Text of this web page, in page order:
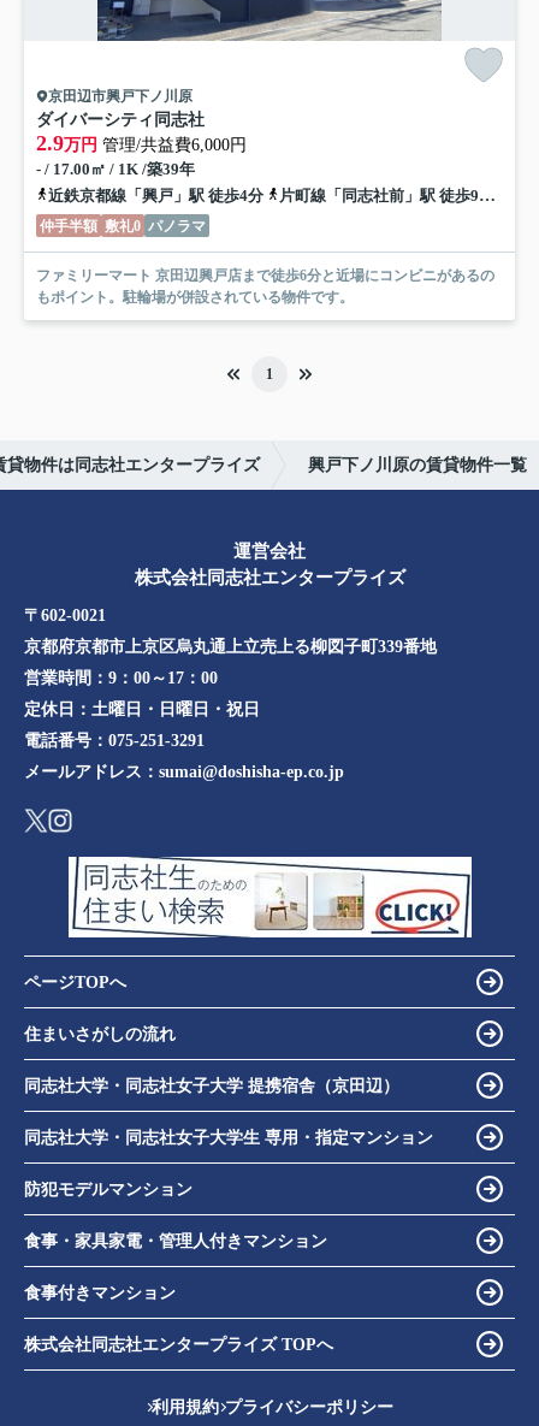
京田辺市興戸下ノ川原
ダイバーシティ同志社
2.9万円 管理/共益費6,000円
- / 17.00㎡ / 1K /築39年
近鉄京都線「興戸」駅 徒歩4分
片町線「同志社前」駅 徒歩9分
仲手半額 敷礼0 パノラマ
ファミリーマート 京田辺興戸店まで徒歩6分と近場にコンビニがあるの
もポイント。駐輪場が併設されている物件です。
1
物件は同志社エンタープライズ 興戸下ノ川原の賃貸物件一覧
運営会社
株式会社同志社エンタープライズ
〒602-0021
京都府京都市上京区烏丸通上立売上る柳図子町339番地​​
営業時間： 9：00～17：00
定休日： 土曜日・日曜日・祝日
電話番号： 075-251-3291
メールアドレス： sumai@doshisha-ep.co.jp
ページTOPへ
住まいさがしの流れ
同志社大学・同志社女子大学 提携宿舎（京田辺）
同志社大学・同志社女子大学生 専用・指定マンション
防犯モデルマンション
食事・家具家電・管理人付きマンション
食事付きマンション
株式会社同志社エンタープライズ TOPへ
利用規約 プライバシーポリシー